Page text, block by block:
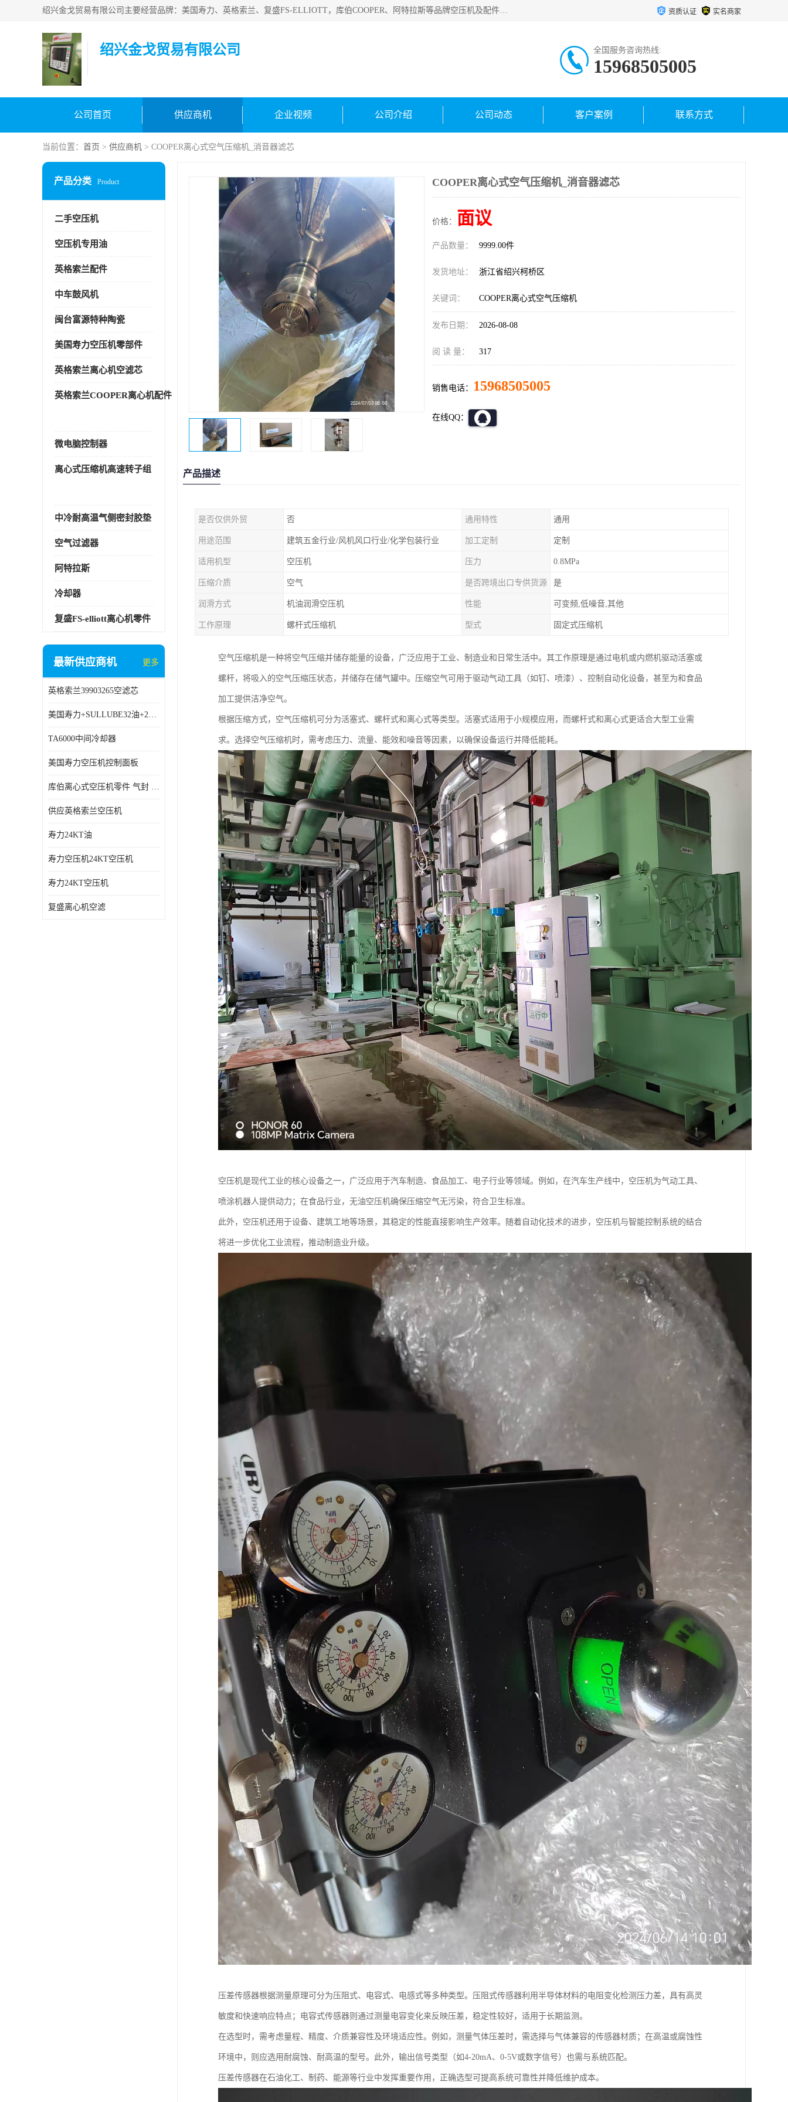
绍兴金戈贸易有限公司主要经营品牌：美国寿力、英格索兰、复盛FS-ELLIOTT，库伯COOPER、阿特拉斯等品牌空压机及配件销售；承接全厂空气压缩机管理、维护保养；节能改造；气体干燥机销售、维护、维修、保养。销售各种品牌空压机空气滤芯、油滤芯、油气分离器；精密过滤器滤芯；除油雾滤芯；抽真空滤芯，消音器，疏水器。劳务承接：全厂空压机维修保养工程，安装工程；移机或汰换工程；节能改造工程等。 资质认证 实名商家
绍兴金戈贸易有限公司 全国服务咨询热线:
15968505005
公司首页 供应商机 企业视频 公司介绍 公司动态 客户案例 联系方式
当前位置： 首页 > 供应商机 > COOPER离心式空气压缩机_消音器滤芯
产品分类 Product
二手空压机
空压机专用油
英格索兰配件
中车鼓风机
闽台富源特种陶瓷
美国寿力空压机零部件
英格索兰离心机空滤芯
英格索兰COOPER离心机配件
微电脑控制器
离心式压缩机高速转子组
中冷耐高温气侧密封胶垫
空气过滤器
阿特拉斯
冷却器
复盛FS-elliott离心机零件
最新供应商机 更多
英格索兰39903265空滤芯
美国寿力+SULLUBE32油+250022-669
TA6000中间冷却器
美国寿力空压机控制面板
库伯离心式空压机零件 气封 机型 TA6000 TA18 TA9000原厂品质
供应英格索兰空压机
寿力24KT油
寿力空压机24KT空压机
寿力24KT空压机
复盛离心机空滤
COOPER离心式空气压缩机_消音器滤芯
价格： 面议
产品数量： 9999.00件
发货地址： 浙江省绍兴柯桥区
关键词： COOPER离心式空气压缩机
发布日期： 2026-08-08
阅 读 量： 317
销售电话： 15968505005
在线QQ：
产品描述
是否仅供外贸 否 通用特性 通用
用途范围 建筑五金行业/风机风口行业/化学包装行业 加工定制 定制
适用机型 空压机 压力 0.8MPa
压缩介质 空气 是否跨境出口专供货源 是
润滑方式 机油润滑空压机 性能 可变频,低噪音,其他
工作原理 螺杆式压缩机 型式 固定式压缩机
空气压缩机是一种将空气压缩并储存能量的设备，广泛应用于工业、制造业和日常生活中。其工作原理是通过电机或内燃机驱动活塞或
螺杆，将吸入的空气压缩压状态，并储存在储气罐中。压缩空气可用于驱动气动工具（如钉、喷漆）、控制自动化设备，甚至为和食品
加工提供洁净空气。
根据压缩方式，空气压缩机可分为活塞式、螺杆式和离心式等类型。活塞式适用于小规模应用，而螺杆式和离心式更适合大型工业需
求。选择空气压缩机时，需考虑压力、流量、能效和噪音等因素，以确保设备运行并降低能耗。
空压机是现代工业的核心设备之一，广泛应用于汽车制造、食品加工、电子行业等领域。例如，在汽车生产线中，空压机为气动工具、
喷涂机器人提供动力；在食品行业，无油空压机确保压缩空气无污染，符合卫生标准。
此外，空压机还用于设备、建筑工地等场景，其稳定的性能直接影响生产效率。随着自动化技术的进步，空压机与智能控制系统的结合
将进一步优化工业流程，推动制造业升级。
压差传感器根据测量原理可分为压阻式、电容式、电感式等多种类型。压阻式传感器利用半导体材料的电阻变化检测压力差，具有高灵
敏度和快速响应特点；电容式传感器则通过测量电容变化来反映压差，稳定性较好，适用于长期监测。
在选型时，需考虑量程、精度、介质兼容性及环境适应性。例如，测量气体压差时，需选择与气体兼容的传感器材质；在高温或腐蚀性
环境中，则应选用耐腐蚀、耐高温的型号。此外，输出信号类型（如4-20mA、0-5V或数字信号）也需与系统匹配。
压差传感器在石油化工、制药、能源等行业中发挥重要作用，正确选型可提高系统可靠性并降低维护成本。